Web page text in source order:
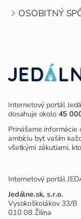
OSOBITNÝ
Internetový portál
dosahuje okolo 45
Prinášame informácie
ambíciu byť vaším
všetkými zákutiami,
Internetový portál
Jedálne.sk, s.r.o.
Vysokoškolákov 33/B
010 08 Žilina